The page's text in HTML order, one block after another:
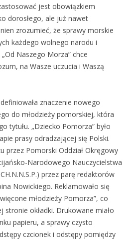
jest obowiązkiem
dorosłego, ale już nawet
zrozumieć, że sprawy morskie
każdego wolnego narodu i
Naszego Morza” chce
na Wasze uczucia i Waszą
znaczenie nowego
do młodzieży pomorskiej, która
tytułu. „Dziecko Pomorza” było
prasy odradzającej się Polski.
przez Pomorski Oddział Okręgowy
Narodowego Nauczycielstwa
przez parę redaktorów
Nowickiego. Reklamowało się
młodzieży Pomorza”, co
okładki. Drukowane miało
papieru, a sprawy czysto
czcionek i odstępy pomiędzy